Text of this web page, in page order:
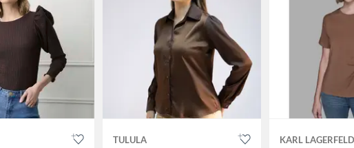
TULULA KARL LAGERFELD